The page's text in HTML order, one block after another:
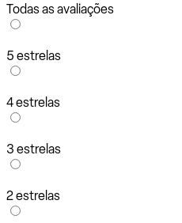
Todas as avaliações
5 estrelas
4 estrelas
3 estrelas
2 estrelas